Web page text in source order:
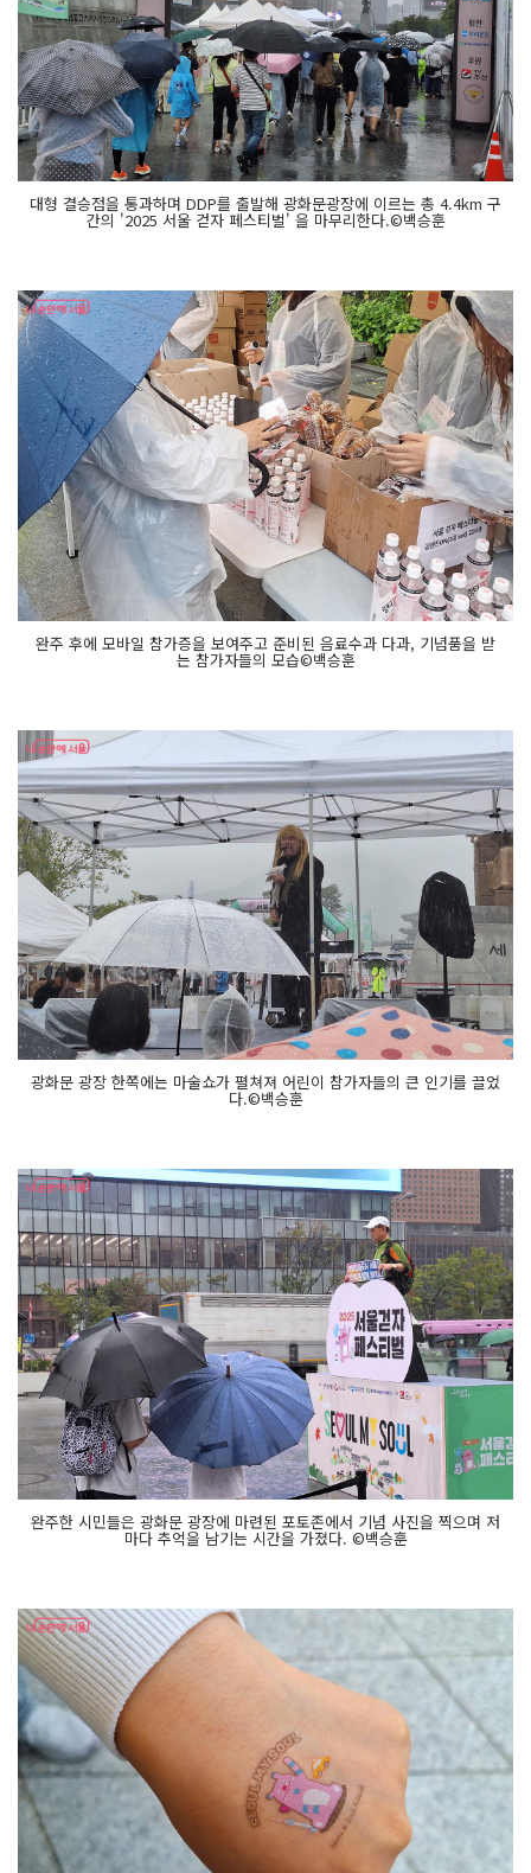
대형 결승점을 통과하며 DDP를 출발해 광화문광장에 이르는 총 4.4km 구
간의 '2025 서울 걷자 페스티벌' 을 마무리한다.©백승훈
완주 후에 모바일 참가증을 보여주고 준비된 음료수과 다과, 기념품을 받
는 참가자들의 모습©백승훈
광화문 광장 한쪽에는 마술쇼가 펼쳐져 어린이 참가자들의 큰 인기를 끌었
다.©백승훈
완주한 시민들은 광화문 광장에 마련된 포토존에서 기념 사진을 찍으며 저
마다 추억을 남기는 시간을 가졌다. ©백승훈